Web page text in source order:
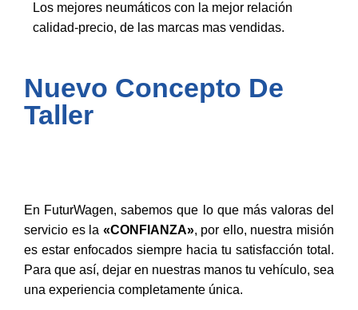
Los mejores neumáticos con la mejor relación
calidad-precio, de las marcas mas vendidas.
Nuevo Concepto De
Taller
En FuturWagen, sabemos que lo que más valoras del
servicio es la «CONFIANZA», por ello, nuestra misión
es estar enfocados siempre hacia tu satisfacción total.
Para que así, dejar en nuestras manos tu vehículo, sea
una experiencia completamente única.